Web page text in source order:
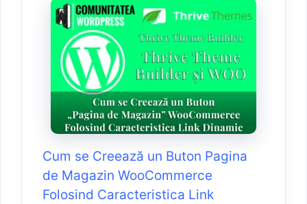
Cum se Creează un Buton Pagina
de Magazin WooCommerce
Folosind Caracteristica Link